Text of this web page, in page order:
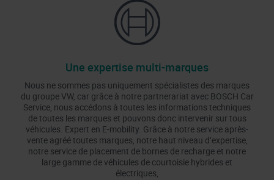
Une expertise multi-marques
Nous ne sommes pas uniquement spécialistes des marques
du groupe VW, car grâce à notre partnerariat avec BOSCH Car
Service, nous accédons à toutes les informations techniques
de toutes les marques et pouvons donc intervenir sur tous
véhicules. Expert en E-mobility. Grâce à notre service après-
vente agréé toutes marques, notre haut niveau d’expertise,
notre service de placement de bornes de recharge et notre
large gamme de véhicules de courtoisie hybrides et
électriques,